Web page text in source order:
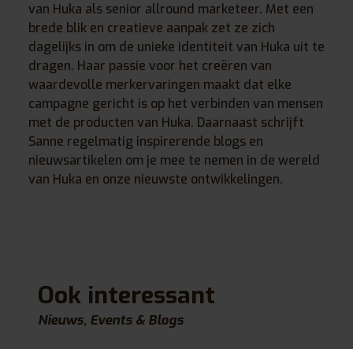
van Huka als senior allround marketeer. Met een
brede blik en creatieve aanpak zet ze zich
dagelijks in om de unieke identiteit van Huka uit te
dragen. Haar passie voor het creëren van
waardevolle merkervaringen maakt dat elke
campagne gericht is op het verbinden van mensen
met de producten van Huka. Daarnaast schrijft
Sanne regelmatig inspirerende blogs en
nieuwsartikelen om je mee te nemen in de wereld
van Huka en onze nieuwste ontwikkelingen.
Ook interessant
Nieuws, Events & Blogs